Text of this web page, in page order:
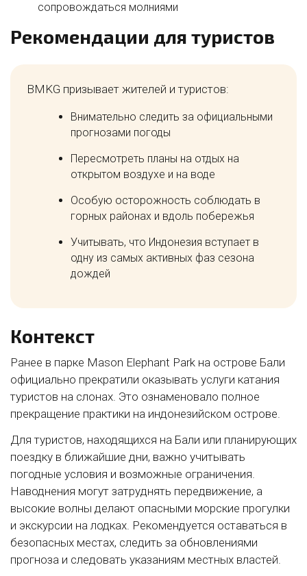
сопровождаться молниями
Рекомендации для туристов
BMKG призывает жителей и туристов:
Внимательно следить за официальными
прогнозами погоды
Пересмотреть планы на отдых на
открытом воздухе и на воде
Особую осторожность соблюдать в
горных районах и вдоль побережья
Учитывать, что Индонезия вступает в
одну из самых активных фаз сезона
дождей
Контекст
Ранее в парке Mason Elephant Park на острове Бали
официально прекратили оказывать услуги катания
туристов на слонах. Это ознаменовало полное
прекращение практики на индонезийском острове.
Для туристов, находящихся на Бали или планирующих
поездку в ближайшие дни, важно учитывать
погодные условия и возможные ограничения.
Наводнения могут затруднять передвижение, а
высокие волны делают опасными морские прогулки
и экскурсии на лодках. Рекомендуется оставаться в
безопасных местах, следить за обновлениями
прогноза и следовать указаниям местных властей.